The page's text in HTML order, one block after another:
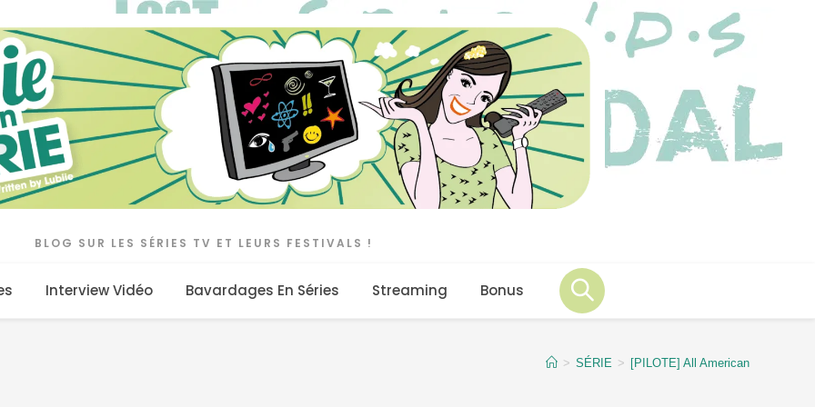
BLOG SUR LES SÉRIES TV ET LEURS FESTIVALS !
Interview Vidéo Bavardages En Séries Streaming Bonus
> SÉRIE > [PILOTE] All American